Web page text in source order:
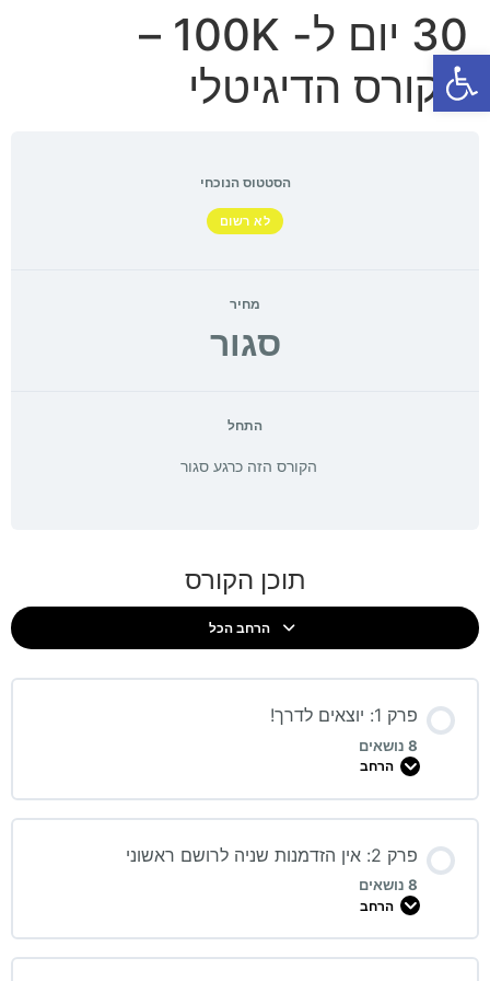
פתח סרגל נגישות
30 יום ל- 100K –
הקורס הדיגיטלי
הסטטוס הנוכחי
לא רשום
מחיר
סגור
התחל
הקורס הזה כרגע סגור
תוכן הקורס
הרחב הכל
פרק 1: יוצאים לדרך!
8 נושאים
הרחב
פרק 2: אין הזדמנות שניה לרושם ראשוני
8 נושאים
הרחב